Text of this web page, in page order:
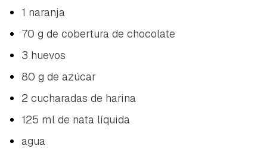
1 naranja
70 g de cobertura de chocolate
3 huevos
80 g de azúcar
2 cucharadas de harina
125 ml de nata líquida
agua